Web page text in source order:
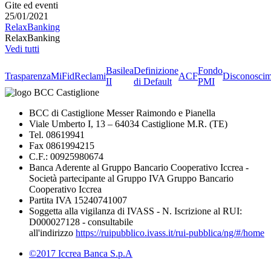
Gite ed eventi
25/01/2021
RelaxBanking
RelaxBanking
Vedi tutti
TrasparenzaMiFidReclami
Basilea
II
Definizione
di Default
ACF
Fondo
PMI
BCC di Castiglione Messer Raimondo e Pianella
Viale Umberto I, 13 – 64034 Castiglione M.R. (TE)
Tel. 08619941
Fax 0861994215
C.F.: 00925980674
Banca Aderente al Gruppo Bancario Cooperativo Iccrea -
Società partecipante al Gruppo IVA Gruppo Bancario
Cooperativo Iccrea
Partita IVA 15240741007
Soggetta alla vigilanza di IVASS - N. Iscrizione al RUI:
D000027128 - consultabile
all'indirizzo https://ruipubblico.ivass.it/rui-pubblica/ng/#/home
©2017 Iccrea Banca S.p.A